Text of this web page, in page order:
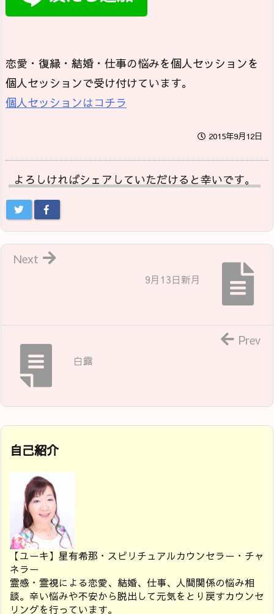
恋愛・復縁・結婚・仕事の悩みを個人セッションを
個人セッションで受け付けています。
個人セッションはコチラ
2015年9月12日
よろしければシェアしていただけると幸いです。
9月13日新月
Next
白露
Prev
自己紹介
【ユーキ】星有希那・スピリチュアルカウンセラー・チャ
ネラー
霊感・霊視による恋愛、結婚、仕事、人間関係の悩み相
談。辛い悩みや不安から脱出して元気をとり戻すカウンセ
リングを行っています。